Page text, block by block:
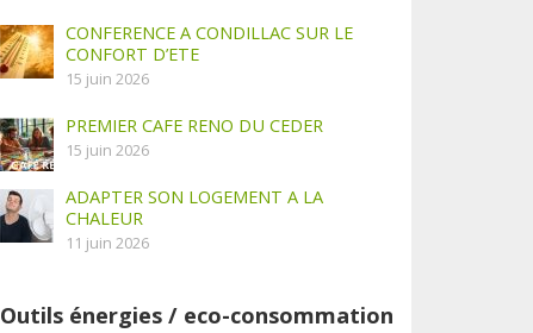
CONFERENCE A CONDILLAC SUR LE
CONFORT D’ETE
15 juin 2026
PREMIER CAFE RENO DU CEDER
15 juin 2026
ADAPTER SON LOGEMENT A LA
CHALEUR
11 juin 2026
Outils énergies / eco-consommation